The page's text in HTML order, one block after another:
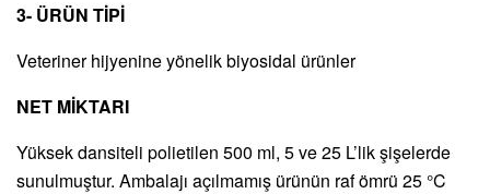
3- ÜRÜN TİPİ
Veteriner hijyenine yönelik biyosidal ürünler
NET MİKTARI
Yüksek dansiteli polietilen 500 ml, 5 ve 25 L’lik şişelerde
sunulmuştur. Ambalajı açılmamış ürünün raf ömrü 25 °C